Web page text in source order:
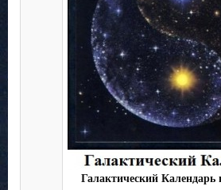
Галактический Календарь